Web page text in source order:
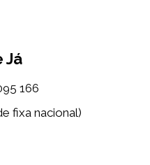
Já
166
fixa nacional)